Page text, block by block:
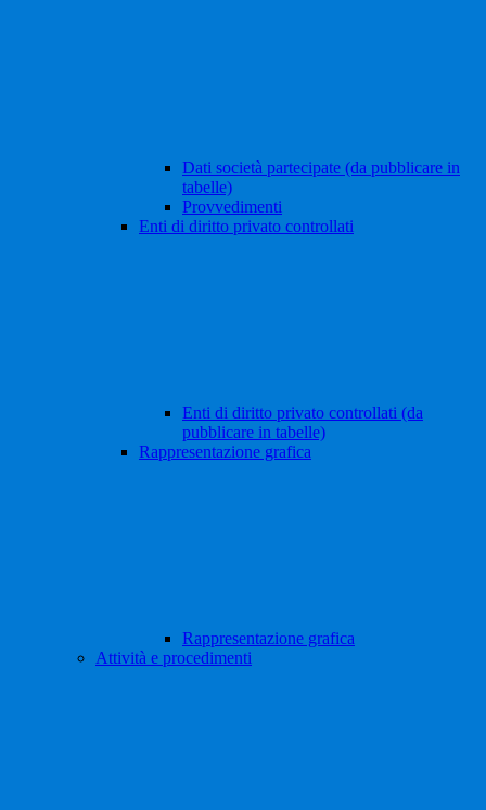
Dati società partecipate (da pubblicare in
tabelle)
Provvedimenti
Enti di diritto privato controllati
Enti di diritto privato controllati (da
pubblicare in tabelle)
Rappresentazione grafica
Rappresentazione grafica
Attività e procedimenti